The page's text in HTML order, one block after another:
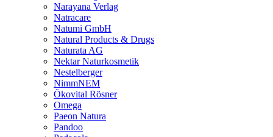
Narayana Verlag
Natracare
Natumi GmbH
Natural Products & Drugs
Naturata AG
Nektar Naturkosmetik
Nestelberger
NimmNEM
Ökovital Rösner
Omega
Paeon Natura
Pandoo